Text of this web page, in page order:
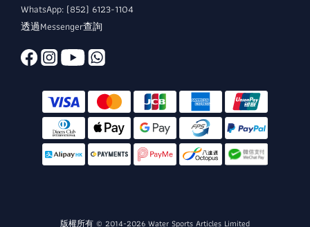
WhatsApp: (852) 6123-1104
透過Messenger查詢
版權所有 © 2014-2026 Water Sports Articles Limited